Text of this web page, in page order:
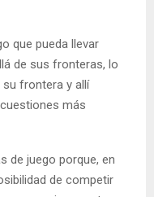
que pueda llevar
de sus fronteras, lo
su frontera y allí
más
de juego porque, en
de competir